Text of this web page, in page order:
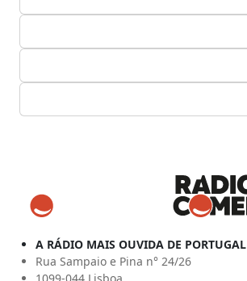
A RÁDIO MAIS OUVIDA DE PORTUGAL
Rua Sampaio e Pina n° 24/26